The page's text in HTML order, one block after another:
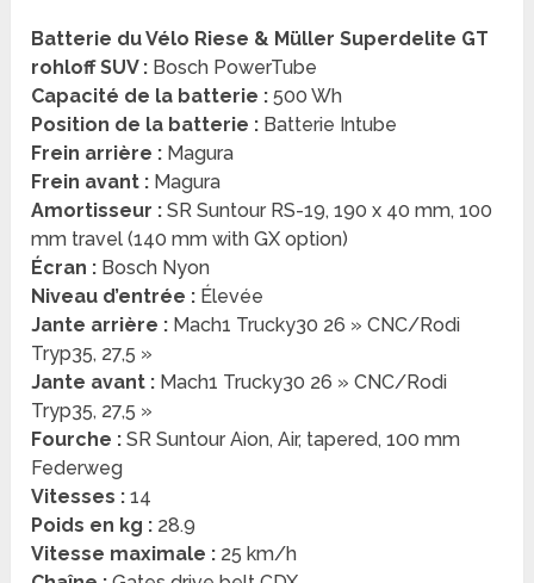
Batterie du Vélo Riese & Müller Superdelite GT
rohloff SUV : Bosch PowerTube
Capacité de la batterie : 500 Wh
Position de la batterie : Batterie Intube
Frein arrière : Magura
Frein avant : Magura
Amortisseur : SR Suntour RS-19, 190 x 40 mm, 100
mm travel (140 mm with GX option)
Écran : Bosch Nyon
Niveau d’entrée : Élevée
Jante arrière : Mach1 Trucky30 26 » CNC/Rodi
Tryp35, 27,5 »
Jante avant : Mach1 Trucky30 26 » CNC/Rodi
Tryp35, 27,5 »
Fourche : SR Suntour Aion, Air, tapered, 100 mm
Federweg
Vitesses : 14
Poids en kg : 28.9
Vitesse maximale : 25 km/h